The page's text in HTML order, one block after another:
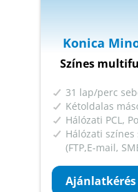
Konica
Színes
31 lap/perc
Kétoldalas
Hálózati PCL,
Hálózati
(FTP,E-mail,
Ajánlatkérés